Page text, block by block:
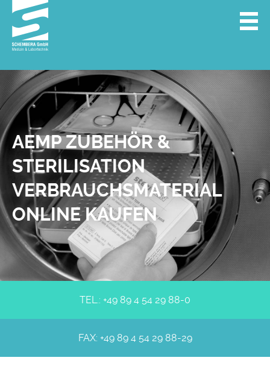
AEMP ZUBEHÖR &
STERILISATION
VERBRAUCHS­MATERIAL
ONLINE KAUFEN
TEL.: +49 89 4 54 29 88-0
FAX: +49 89 4 54 29 88-29